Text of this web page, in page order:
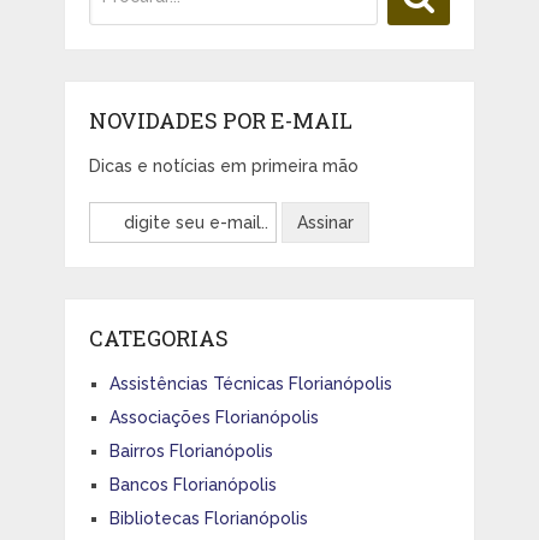
NOVIDADES POR E-MAIL
Dicas e notícias em primeira mão
CATEGORIAS
Assistências Técnicas Florianópolis
Associações Florianópolis
Bairros Florianópolis
Bancos Florianópolis
Bibliotecas Florianópolis